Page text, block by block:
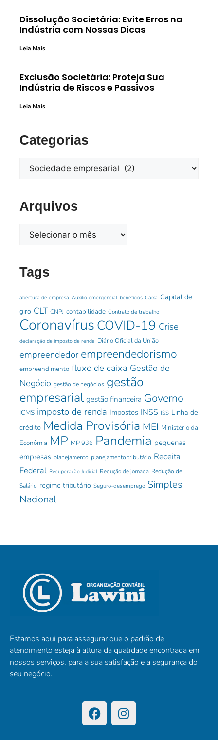
Dissolução Societária: Evite Erros na
Indústria com Nossas Dicas
Leia Mais
Exclusão Societária: Proteja Sua
Indústria de Riscos e Passivos
Leia Mais
Categorias
Arquivos
Tags
abertura de empresa Auxílio emergencial benefícios Caixa Capital de
giro CLT CNPJ contabilidade Contrato de trabalho
Coronavírus COVID-19 Crise
declaração de imposto de renda Diário Oficial da União
empreendedor empreendedorismo
empreendimento fluxo de caixa Gestão de
Negócio gestão de negócios gestão
empresarial gestão financeira Governo
ICMS imposto de renda Impostos INSS ISS Linha de
crédito Medida Provisória MEI Ministério da
Econômia MP MP 936 Pandemia pequenas
empresas planejamento planejamento tributário Receita
Federal Recuperação Judicial Redução de jornada Redução de
Salário regime tributário Seguro-desemprego Simples
Nacional
Estamos aqui para assegurar que o padrão de
atendimento esteja à altura da qualidade encontrada em
nossos serviços, para a sua satisfação e a segurança do
seu negócio.